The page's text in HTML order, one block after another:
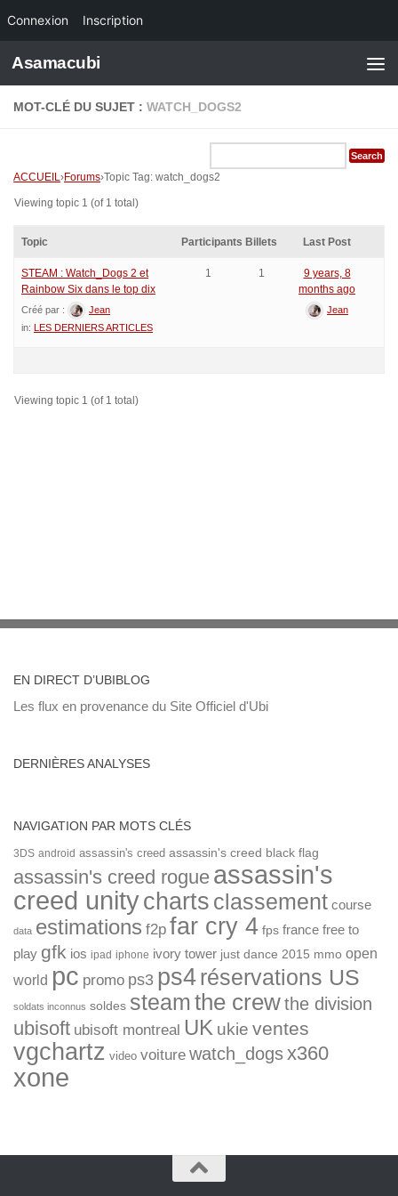
Connexion Inscription
Skip to content
Asamacubi
MOT-CLÉ DU SUJET : WATCH_DOGS2
ACCUEIL›Forums›Topic Tag: watch_dogs2
Viewing topic 1 (of 1 total)
Topic Participants Billets Last Post
STEAM : Watch_Dogs 2 et
Rainbow Six dans le top dix
Créé par :
Jean
in: LES DERNIERS ARTICLES
1 1
9 years, 8
months ago
Jean
Viewing topic 1 (of 1 total)
EN DIRECT D’UBIBLOG
Les flux en provenance du Site Officiel d'Ubi
DERNIÈRES ANALYSES
NAVIGATION PAR MOTS CLÉS
3DS android assassin's creed assassin's creed black flag
assassin's creed rogue assassin's
creed unitycharts classement course
data estimations f2p far cry 4 fps france free to
play gfk ios ipad iphone ivory tower just dance 2015 mmo open
world pc promo ps3 ps4réservations US
soldats inconnus soldes steamthe crewthe division
ubisoft ubisoft montreal UK ukie ventes
vgchartz video voiture watch_dogsx360
xone